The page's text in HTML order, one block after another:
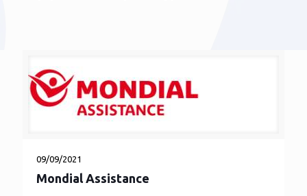
09/09/2021
Mondial Assistance